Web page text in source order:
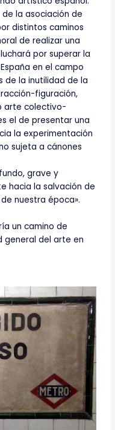
de la asociación de
distintos caminos
de realizar una
por superar la
en el campo
de la inutilidad de la
figuración,
arte colectivo-
el de presentar una
la experimentación
sujeta a cánones
grave y
hacia la salvación de
nuestra época».
un camino de
general del arte en